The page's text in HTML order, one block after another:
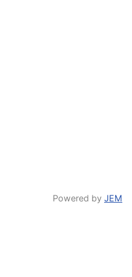
Powered by JEM